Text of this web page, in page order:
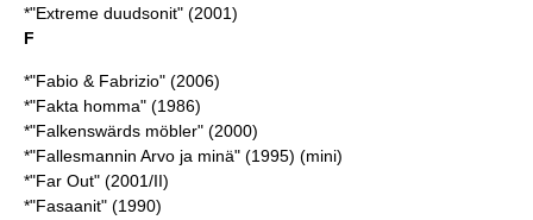
*"Extreme duudsonit" (2001)
F
*"Fabio & Fabrizio" (2006)
*"Fakta homma" (1986)
*"Falkenswärds möbler" (2000)
*"Fallesmannin Arvo ja minä" (1995) (mini)
*"Far Out" (2001/II)
*"Fasaanit" (1990)